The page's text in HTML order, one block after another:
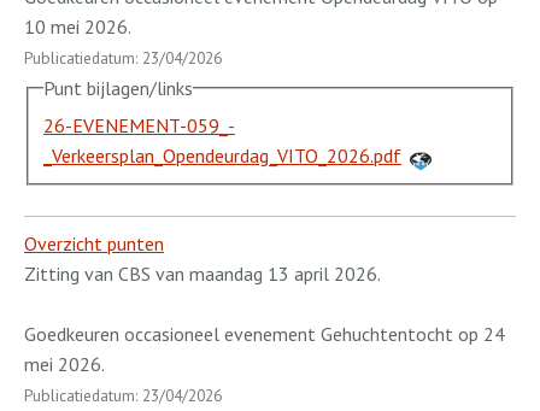
10 mei 2026.
Publicatiedatum: 23/04/2026
Punt bijlagen/links
26-EVENEMENT-059_-
_Verkeersplan_Opendeurdag_VITO_2026.pdf
Overzicht punten
Zitting van CBS van maandag 13 april 2026.
Goedkeuren occasioneel evenement Gehuchtentocht op 24
mei 2026.
Publicatiedatum: 23/04/2026